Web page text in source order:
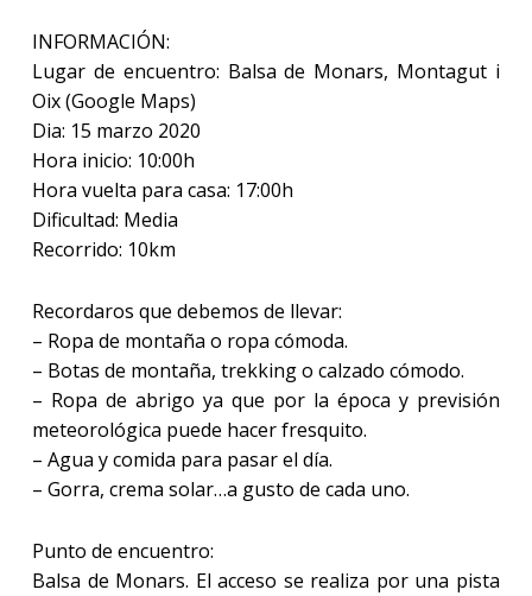
INFORMACIÓN:
Lugar de encuentro: Balsa de Monars, Montagut i
Oix (Google Maps)
Dia: 15 marzo 2020
Hora inicio: 10:00h
Hora vuelta para casa: 17:00h
Dificultad: Media
Recorrido: 10km
Recordaros que debemos de llevar:
– Ropa de montaña o ropa cómoda.
– Botas de montaña, trekking o calzado cómodo.
– Ropa de abrigo ya que por la época y previsión
meteorológica puede hacer fresquito.
– Agua y comida para pasar el día.
– Gorra, crema solar…a gusto de cada uno.
Punto de encuentro:
Balsa de Monars. El acceso se realiza por una pista